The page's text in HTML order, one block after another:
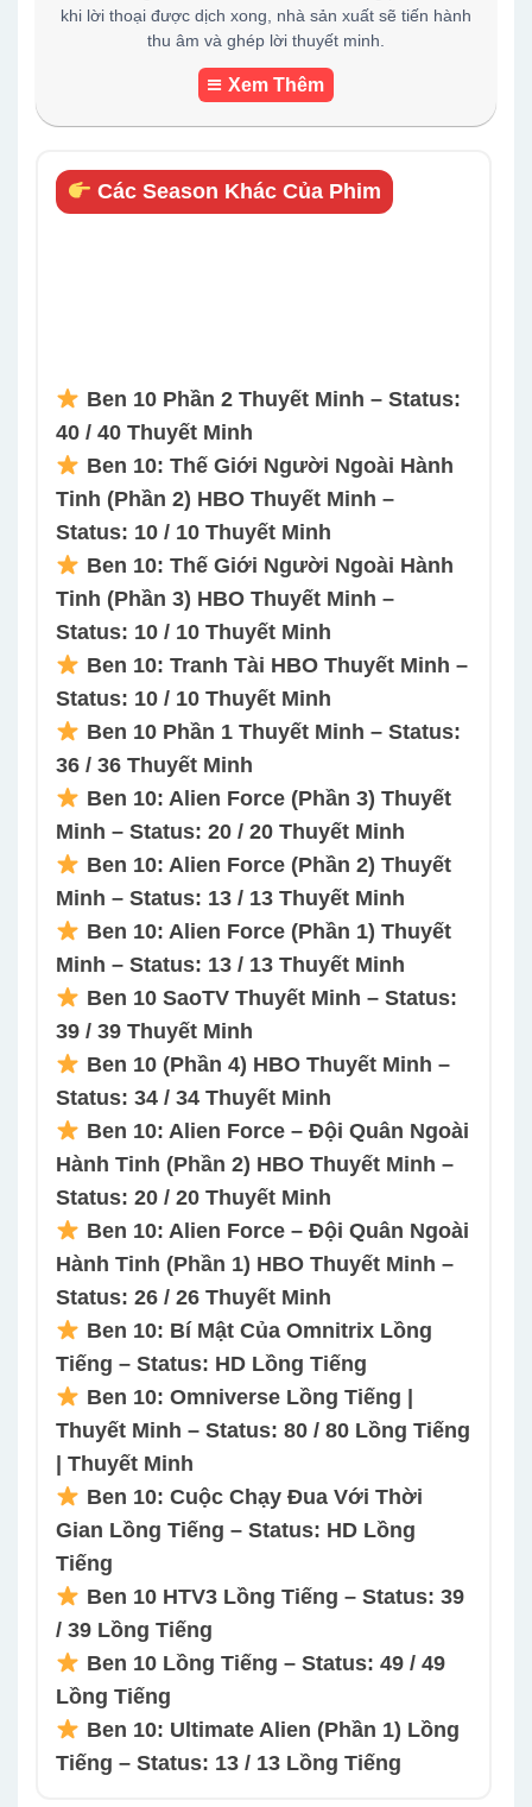
khi lời thoại được dịch xong, nhà sản xuất sẽ tiến hành
thu âm và ghép lời thuyết minh.
Xem Thêm
Các Season Khác Của Phim
Ben 10 Phần 2 Thuyết Minh – Status:
40 / 40 Thuyết Minh
Ben 10: Thế Giới Người Ngoài Hành
Tinh (Phần 2) HBO Thuyết Minh –
Status: 10 / 10 Thuyết Minh
Ben 10: Thế Giới Người Ngoài Hành
Tinh (Phần 3) HBO Thuyết Minh –
Status: 10 / 10 Thuyết Minh
Ben 10: Tranh Tài HBO Thuyết Minh –
Status: 10 / 10 Thuyết Minh
Ben 10 Phần 1 Thuyết Minh – Status:
36 / 36 Thuyết Minh
Ben 10: Alien Force (Phần 3) Thuyết
Minh – Status: 20 / 20 Thuyết Minh
Ben 10: Alien Force (Phần 2) Thuyết
Minh – Status: 13 / 13 Thuyết Minh
Ben 10: Alien Force (Phần 1) Thuyết
Minh – Status: 13 / 13 Thuyết Minh
Ben 10 SaoTV Thuyết Minh – Status:
39 / 39 Thuyết Minh
Ben 10 (Phần 4) HBO Thuyết Minh –
Status: 34 / 34 Thuyết Minh
Ben 10: Alien Force – Đội Quân Ngoài
Hành Tinh (Phần 2) HBO Thuyết Minh –
Status: 20 / 20 Thuyết Minh
Ben 10: Alien Force – Đội Quân Ngoài
Hành Tinh (Phần 1) HBO Thuyết Minh –
Status: 26 / 26 Thuyết Minh
Ben 10: Bí Mật Của Omnitrix Lồng
Tiếng – Status: HD Lồng Tiếng
Ben 10: Omniverse Lồng Tiếng |
Thuyết Minh – Status: 80 / 80 Lồng Tiếng
| Thuyết Minh
Ben 10: Cuộc Chạy Đua Với Thời
Gian Lồng Tiếng – Status: HD Lồng
Tiếng
Ben 10 HTV3 Lồng Tiếng – Status: 39
/ 39 Lồng Tiếng
Ben 10 Lồng Tiếng – Status: 49 / 49
Lồng Tiếng
Ben 10: Ultimate Alien (Phần 1) Lồng
Tiếng – Status: 13 / 13 Lồng Tiếng